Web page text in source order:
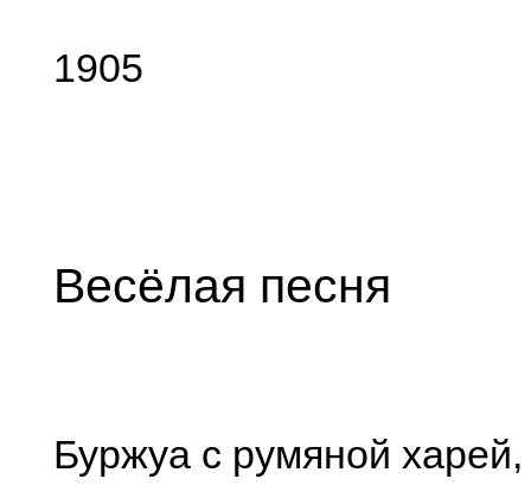
1905
Весёлая песня
Буржуа с румяной харей,